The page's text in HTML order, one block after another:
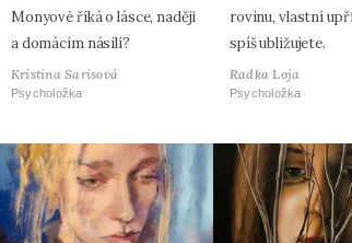
Monyové říká o lásce, naději
a domácím násilí?
Kristina Sarisová
Psycholožka
rovinu, vlastní
spíš ubližujete.
Radka Loja
Psycholožka